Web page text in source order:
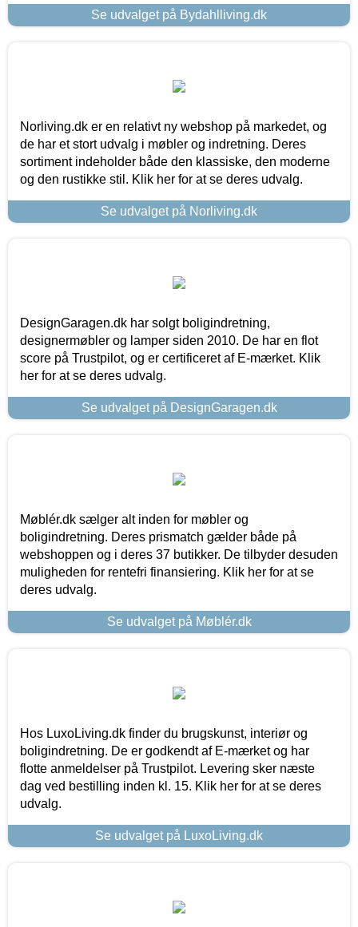
Se udvalget på Bydahlliving.dk
Norliving.dk er en relativt ny webshop på markedet, og
de har et stort udvalg i møbler og indretning. Deres
sortiment indeholder både den klassiske, den moderne
og den rustikke stil. Klik her for at se deres udvalg.
Se udvalget på Norliving.dk
DesignGaragen.dk har solgt boligindretning,
designermøbler og lamper siden 2010. De har en flot
score på Trustpilot, og er certificeret af E-mærket. Klik
her for at se deres udvalg.
Se udvalget på DesignGaragen.dk
Møblér.dk sælger alt inden for møbler og
boligindretning. Deres prismatch gælder både på
webshoppen og i deres 37 butikker. De tilbyder desuden
muligheden for rentefri finansiering. Klik her for at se
deres udvalg.
Se udvalget på Møblér.dk
Hos LuxoLiving.dk finder du brugskunst, interiør og
boligindretning. De er godkendt af E-mærket og har
flotte anmeldelser på Trustpilot. Levering sker næste
dag ved bestilling inden kl. 15. Klik her for at se deres
udvalg.
Se udvalget på LuxoLiving.dk